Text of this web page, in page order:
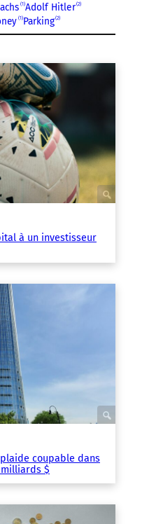
1 Adolf Hitler 2
1 Parking 2
à un investisseur
coupable dans
$